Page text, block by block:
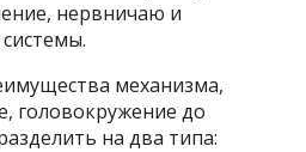
нервничаю и
механизма,
головокружение до
на два типа: